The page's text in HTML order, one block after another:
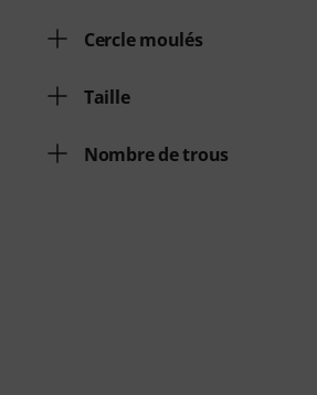
Cercle moulés
Taille
Nombre de trous